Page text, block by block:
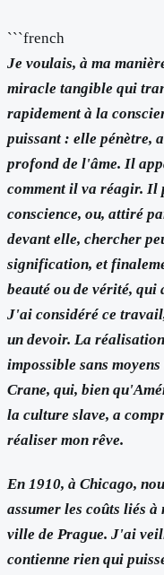
```french
Je voulais, à ma
miracle tangible qui
rapidement à la
puissant : elle pénètre,
profond de l'âme. Il
comment il va réagir. Il
conscience, ou, attiré
devant elle, chercher
signification, et
beauté ou de vérité, qui
J'ai considéré ce
un devoir. La
impossible sans
Crane, qui, bien
la culture slave, a
réaliser mon rêve.
En 1910, à Chicago,
assumer les coûts liés
ville de Prague. J'ai
contienne rien qui